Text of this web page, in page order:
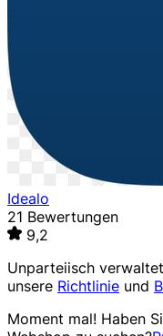
Idealo
21 Bewertungen
9,2
Unparteiisch
unsere Richtlinie und
Moment mal! Haben